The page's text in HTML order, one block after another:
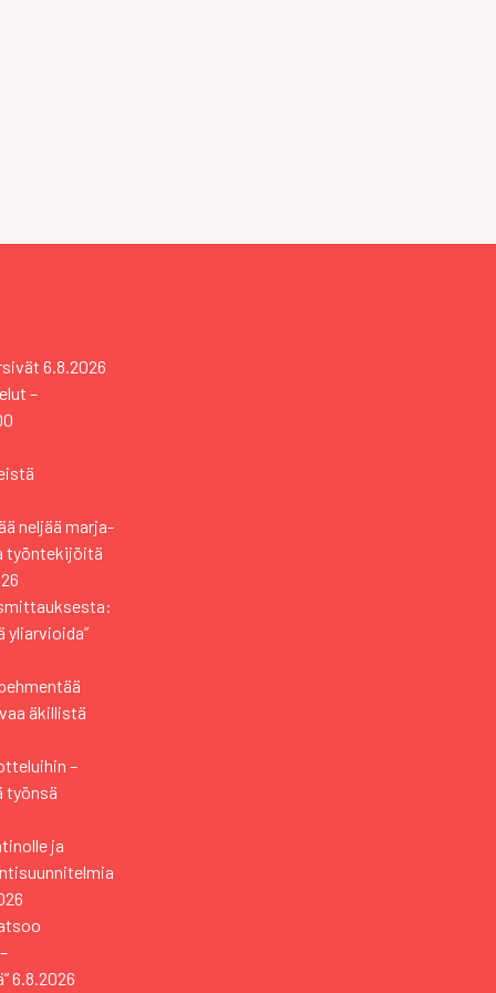
6.8.2026
–
neljää marja-
työntekijöitä
yliarvioida”
äkillistä
–
työnsä
ja
6.8.2026